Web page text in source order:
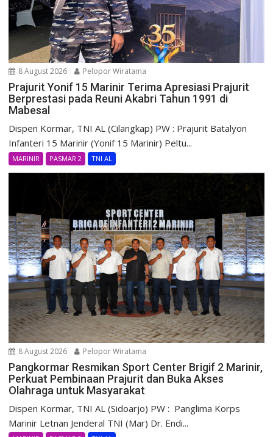
8 August 2026 Pelopor Wiratama
Prajurit Yonif 15 Marinir Terima Apresiasi Prajurit
Berprestasi pada Reuni Akabri Tahun 1991 di
Mabesal
Dispen Kormar, TNI AL (Cilangkap) PW : Prajurit Batalyon
Infanteri 15 Marinir (Yonif 15 Marinir) Peltu...
MARINIR PASMAR 2 TNI AL
8 August 2026 Pelopor Wiratama
Pangkormar Resmikan Sport Center Brigif 2 Marinir,
Perkuat Pembinaan Prajurit dan Buka Akses
Olahraga untuk Masyarakat
Dispen Kormar, TNI AL (Sidoarjo) PW : Panglima Korps
Marinir Letnan Jenderal TNI (Mar) Dr. Endi...